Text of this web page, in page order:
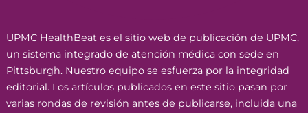
UPMC HealthBeat es el sitio web de publicación de UPMC,
un sistema integrado de atención médica con sede en
Pittsburgh. Nuestro equipo se esfuerza por la integridad
editorial. Los artículos publicados en este sitio pasan por
varias rondas de revisión antes de publicarse, incluida una